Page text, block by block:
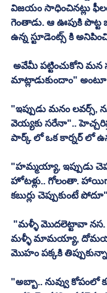
విజయం సాధించినట్లు
గెంతాడు. ఆ ఊపుకి పొట్ట
ఉన్న స్టూడెంట్స్ కి
మాట్లాడుకుందాం"
"ఇప్పుడు మనం
వెయ్యకు సరేనా"..
పార్క్ లో ఒక కార్నర్ లో
"హమ్మయ్యా, ఇప్పుడు
హోటళ్లు.. గోలంతా.
కబుర్లు చెప్పుకుంటే
మళ్ళీ మామయ్యా,
మొహం పక్కకి
"అబ్బా.. నువ్వు కోపంలో